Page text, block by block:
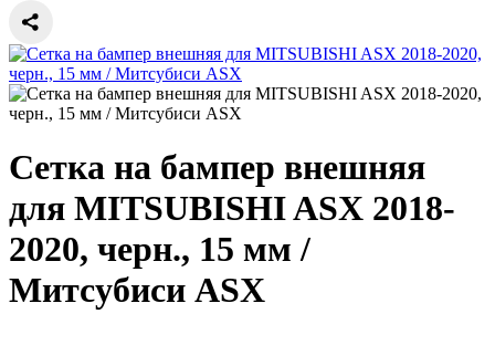
Сетка на бампер внешняя
для MITSUBISHI ASX 2018-
2020, черн., 15 мм /
Митсубиси АSХ